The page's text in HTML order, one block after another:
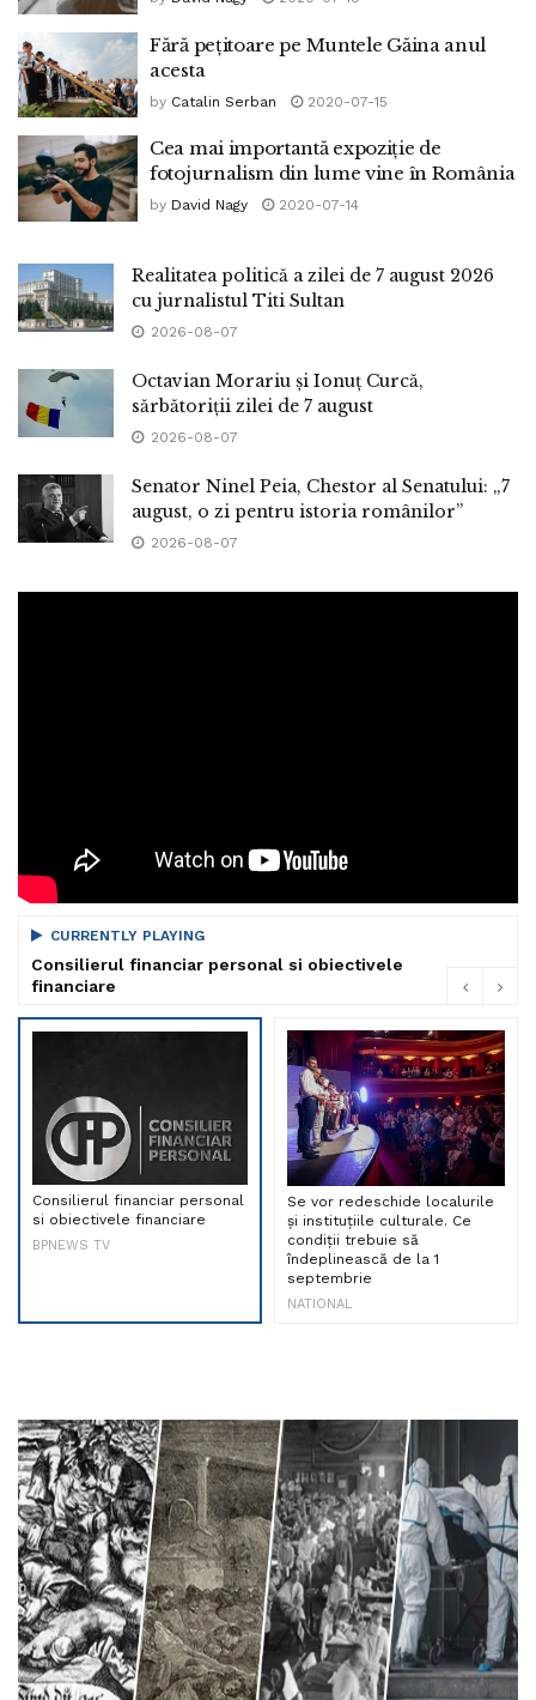
Fără pețitoare pe Muntele Găina anul
acesta
by Catalin Serban 2020-07-15
Cea mai importantă expoziție de
fotojurnalism din lume vine în România
by David Nagy 2020-07-14
Realitatea politică a zilei de 7 august 2026
cu jurnalistul Titi Sultan
2026-08-07
Octavian Morariu și Ionuț Curcă,
sărbătoriții zilei de 7 august
2026-08-07
Senator Ninel Peia, Chestor al Senatului: „7
august, o zi pentru istoria românilor”
2026-08-07
CURRENTLY PLAYING
Consilierul financiar personal si obiectivele
financiare
Consilierul financiar personal
si obiectivele financiare
BPNEWS TV
Se vor redeschide localurile
și instituțiile culturale. Ce
condiții trebuie să
îndeplinească de la 1
septembrie
NATIONAL